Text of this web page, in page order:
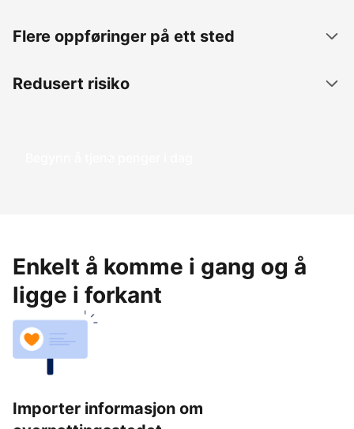
Flere oppføringer på ett sted
Redusert risiko
Begynn å tjene penger i dag
Enkelt å komme i gang og å
ligge i forkant
Importer informasjon om